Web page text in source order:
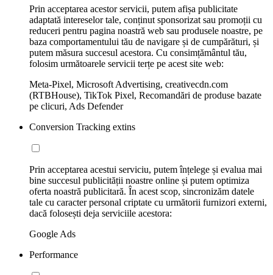
Prin acceptarea acestor servicii, putem afișa publicitate
adaptată intereselor tale, conținut sponsorizat sau promoții cu
reduceri pentru pagina noastră web sau produsele noastre, pe
baza comportamentului tău de navigare și de cumpărături, și
putem măsura succesul acestora. Cu consimțământul tău,
folosim următoarele servicii terțe pe acest site web:
Meta-Pixel, Microsoft Advertising, creativecdn.com
(RTBHouse), TikTok Pixel, Recomandări de produse bazate
pe clicuri, Ads Defender
Conversion Tracking extins
Prin acceptarea acestui serviciu, putem înțelege și evalua mai
bine succesul publicității noastre online și putem optimiza
oferta noastră publicitară. În acest scop, sincronizăm datele
tale cu caracter personal criptate cu următorii furnizori externi,
dacă folosești deja serviciile acestora:
Google Ads
Performance